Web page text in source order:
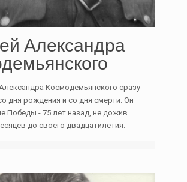
Александра
Космодемьянского сразу
дня рождения и со дня смерти. Он
Победы - 75 лет назад, не дожив
до своего двадцатилетия.